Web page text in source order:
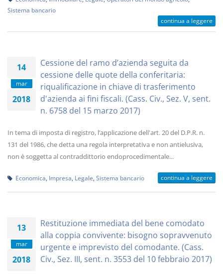
Sistema bancario
continua a leggere
14
mar
2018
Cessione del ramo d’azienda seguita da
cessione delle quote della conferitaria:
riqualificazione in chiave di trasferimento
d'azienda ai fini fiscali. (Cass. Civ., Sez. V, sent.
n. 6758 del 15 marzo 2017)
In tema di imposta di registro, l’applicazione dell'art. 20 del D.P.R. n.
131 del 1986, che detta una regola interpretativa e non antielusiva,
non è soggetta al contraddittorio endoprocedimentale...
Economica Impresa Legale Sistema bancario continua a leggere
13
mar
2018
Restituzione immediata del bene comodato
alla coppia convivente: bisogno sopravvenuto
urgente e imprevisto del comodante. (Cass.
Civ., Sez. III, sent. n. 3553 del 10 febbraio 2017)